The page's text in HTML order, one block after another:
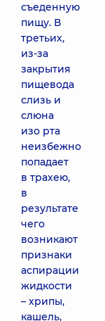
съеденную
пищу. В
третьих,
из-за
закрытия
пищевода
слизь и
слюна
изо рта
неизбежно
попадает
в трахею,
в
результате
чего
возникают
признаки
аспирации
жидкости
– хрипы,
кашель,